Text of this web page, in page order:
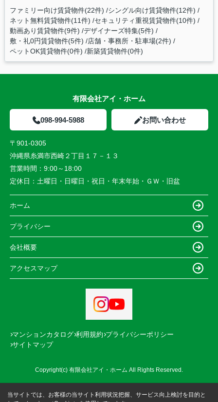
ファミリー向け賃貸物件(22件) シングル向け賃貸物件(12件)
ネット無料賃貸物件(11件) セキュリティ重視賃貸物件(10件)
動画あり賃貸物件(9件) デザイナーズ特集(5件)
敷・礼0円賃貸物件(5件) 店舗・事務所・駐車場(2件)
ペットOK賃貸物件(0件) 新築賃貸物件(0件)
有限会社アイ・ホーム
098-994-5988 お問い合わせ
〒901-0305
沖縄県糸満市西崎２丁目１７－１３
営業時間： 9:00～18:00
定休日： 土曜日・日曜日・祝日・年末年始・ＧＷ・旧盆
ホーム
プライバシー
会社概要
アクセスマップ
マンションカタログ 利用規約 プライバシーポリシー
サイトマップ
Copyright(c) 有限会社アイ・ホーム All Rights Reserved.
当サイトでは、お客様の当サイト利用状況把握、サービス向上検討を目的と